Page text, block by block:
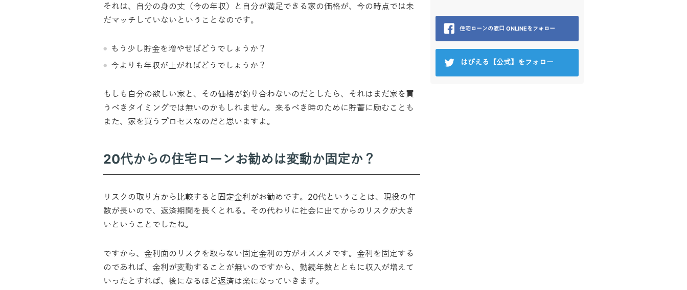
それは、自分の身の丈（今の年収）と自分が満足できる家の価格が、今の時点では未
だマッチしていないということなのです。
もう少し貯金を増やせばどうでしょうか？
今よりも年収が上がればどうでしょうか？
もしも自分の欲しい家と、その価格が釣り合わないのだとしたら、それはまだ家を買
うべきタイミングでは無いのかもしれません。来るべき時のために貯蓄に励むことも
また、家を買うプロセスなのだと思いますよ。
20代からの住宅ローンお勧めは変動か固定か？
リスクの取り方から比較すると固定金利がお勧めです。20代ということは、現役の年
数が長いので、返済期間を長くとれる。その代わりに社会に出てからのリスクが大き
いということでしたね。
ですから、金利面のリスクを取らない固定金利の方がオススメです。金利を固定する
のであれば、金利が変動することが無いのですから、勤続年数とともに収入が増えて
いったとすれば、後になるほど返済は楽になっていきます。
住宅ローンの窓口 ONLINEをフォロー
はぴえる【公式】をフォロー